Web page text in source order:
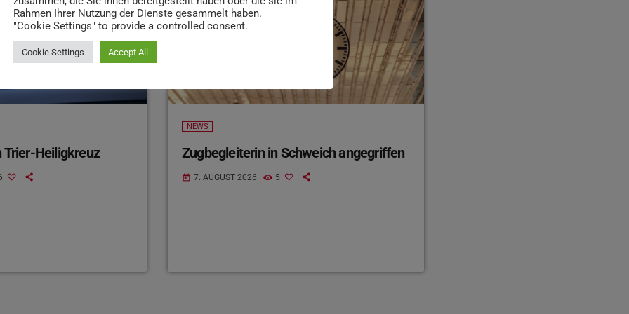
Heiligkreuz
NEWS
Zugbegleiterin in Schweich angegriffen
today 7. AUGUST 2026 5
Rahmen Ihrer Nutzung der Dienste gesammelt haben.
"Cookie Settings" to provide a controlled consent.
Cookie Settings Accept All